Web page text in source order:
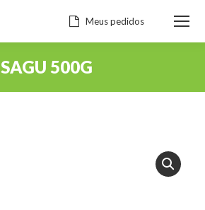
Meus pedidos
SAGU 500G